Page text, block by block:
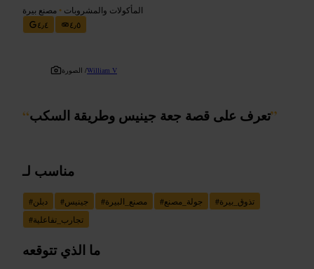
المأكولات والمشروبات • مصنع بيرة
٤٫٤
٤٫٥
الصورة /William V
“تعرف على قصة جعة جينيس وطريقة السكب”
مناسب لـ
#دبلن #جينيس #مصنع_البيرة #جولة_مصنع #تذوق_بيرة
#تجارب_تفاعلية
ما الذي تتوقعه